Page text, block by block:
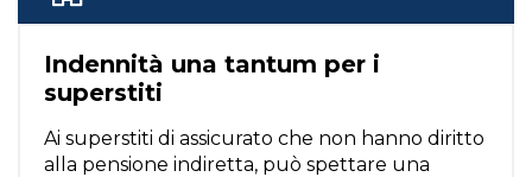
Indennità una tantum per i
superstiti
Ai superstiti di assicurato che non hanno diritto
alla pensione indiretta, può spettare una